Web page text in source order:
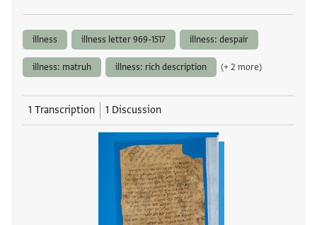
illness illness letter 969-1517 illness: despair
illness: matruh illness: rich description (+ 2 more)
1 Transcription 1 Discussion